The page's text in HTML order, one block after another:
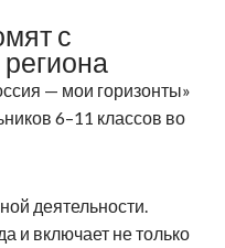
с
— мои горизонты»
6–11 классов во
деятельности.
и включает не только